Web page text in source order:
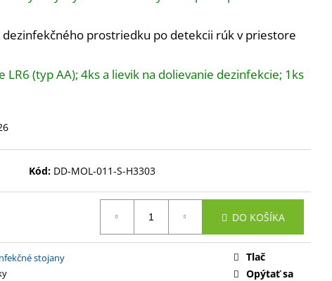
prostriedku po detekcii rúk v priestore
LR6 (typ AA); 4ks a lievik na dolievanie dezinfekcie; 1ks
Kód: DD-MOL-011-S-H3303
DO KOŠÍKA
stojany
Tlač
Opýtať sa